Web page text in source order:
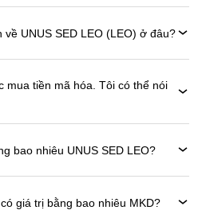
UNUS SED LEO (LEO) ở đâu?
mua tiền mã hóa. Tôi có thể nói
bao nhiêu UNUS SED LEO?
giá trị bằng bao nhiêu MKD?